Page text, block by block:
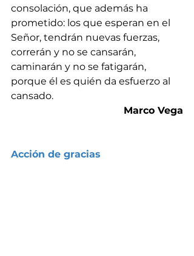
consolación, que además ha
prometido: los que esperan en el
Señor, tendrán nuevas fuerzas,
correrán y no se cansarán,
caminarán y no se fatigarán,
porque él es quién da esfuerzo al
cansado.
Marco Vega
Acción de gracias